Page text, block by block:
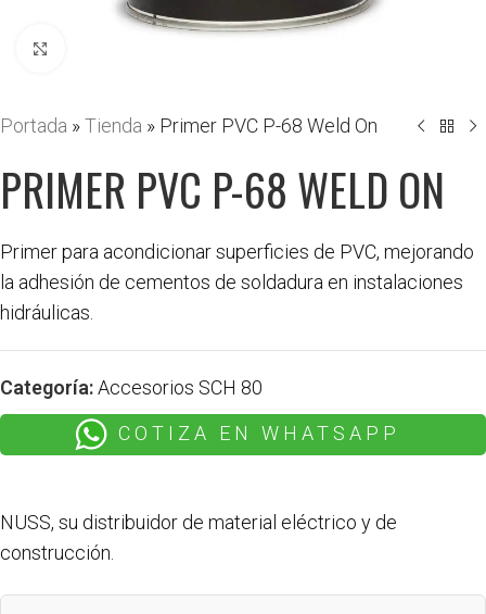
Portada »Tienda » Primer PVC P-68 Weld On
PRIMER PVC P-68 WELD ON
Primer para acondicionar superficies de PVC, mejorando
la adhesión de cementos de soldadura en instalaciones
hidráulicas.
Categoría:Accesorios SCH 80
COTIZA EN WHATSAPP
NUSS, su distribuidor de material eléctrico y de
construcción.